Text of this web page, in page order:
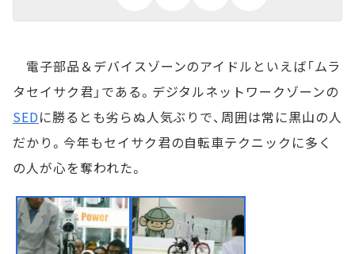
電子部品＆デバイスゾーンのアイドルといえば「ムラ
タセイサク君」である。デジタルネットワークゾーンの
SEDに勝るとも劣らぬ人気ぶりで、周囲は常に黒山の人
だかり。今年もセイサク君の自転車テクニックに多く
の人が心を奪われた。